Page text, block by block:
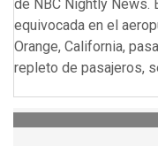
de NBC Nightly News.
equivocada en el
Orange, California,
repleto de pasajeros,